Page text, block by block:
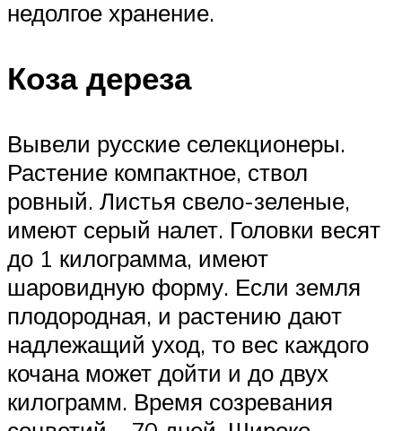
недолгое хранение.
Коза дереза
Вывели русские селекционеры.
Растение компактное, ствол
ровный. Листья свело-зеленые,
имеют серый налет. Головки весят
до 1 килограмма, имеют
шаровидную форму. Если земля
плодородная, и растению дают
надлежащий уход, то вес каждого
кочана может дойти и до двух
килограмм. Время созревания